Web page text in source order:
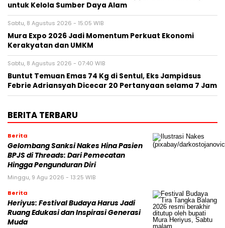
untuk Kelola Sumber Daya Alam
Sabtu, 8 Agustus 2026 - 15:05 WIB
Mura Expo 2026 Jadi Momentum Perkuat Ekonomi
Kerakyatan dan UMKM
Sabtu, 8 Agustus 2026 - 07:40 WIB
Buntut Temuan Emas 74 Kg di Sentul, Eks Jampidsus
Febrie Adriansyah Dicecar 20 Pertanyaan selama 7 Jam
BERITA TERBARU
Berita
Gelombang Sanksi Nakes Hina Pasien
BPJS di Threads: Dari Pemecatan
Hingga Pengunduran Diri
Minggu, 9 Agu 2026 - 13:25 WIB
Berita
Heriyus: Festival Budaya Harus Jadi
Ruang Edukasi dan Inspirasi Generasi
Muda